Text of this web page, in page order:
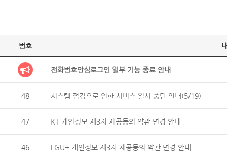
번호
전화번호안심로그인 일부 기능 종료 안내
48 시스템 점검으로 인한 서비스 일시 중단 안내(5/19)
47 KT 개인정보 제3자 제공동의 약관 변경 안내
46 LGU+ 개인정보 제3자 제공동의 약관 변경 안내